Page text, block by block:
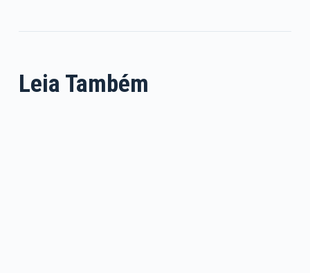
Leia Também